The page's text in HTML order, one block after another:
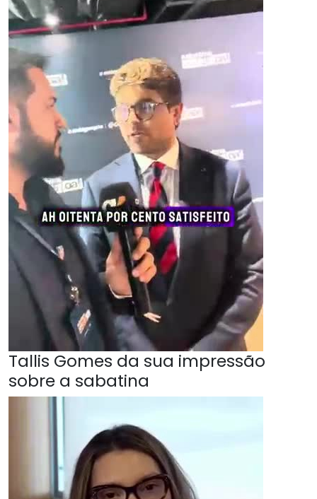
Tallis Gomes da sua impressão
sobre a sabatina